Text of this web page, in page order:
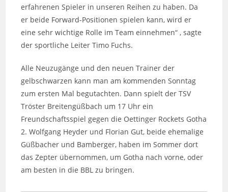
erfahrenen Spieler in unseren Reihen zu haben. Da
er beide Forward-Positionen spielen kann, wird er
eine sehr wichtige Rolle im Team einnehmen“ , sagte
der sportliche Leiter Timo Fuchs.
Alle Neuzugänge und den neuen Trainer der
gelbschwarzen kann man am kommenden Sonntag
zum ersten Mal begutachten. Dann spielt der TSV
Tröster Breitengüßbach um 17 Uhr ein
Freundschaftsspiel gegen die Oettinger Rockets Gotha
2. Wolfgang Heyder und Florian Gut, beide ehemalige
Güßbacher und Bamberger, haben im Sommer dort
das Zepter übernommen, um Gotha nach vorne, oder
am besten in die BBL zu bringen.